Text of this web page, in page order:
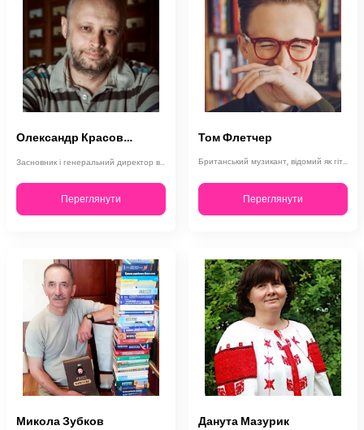
Олександр Красовицький
Засновник і генеральний директор видавництва «Фоліо», Олександр Красовицький, є…
Переглянути
Том Флетчер
Британський музикант, відомий як гітарист і вокаліст, а також засновник групи M…
Переглянути
Микола Зубков Данута Мазурик